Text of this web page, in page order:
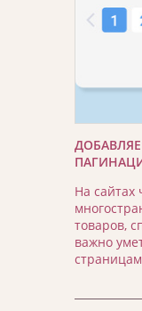
На сайтах
товаров,
важно